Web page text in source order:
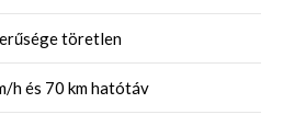
töretlen
h és 70 km hatótáv